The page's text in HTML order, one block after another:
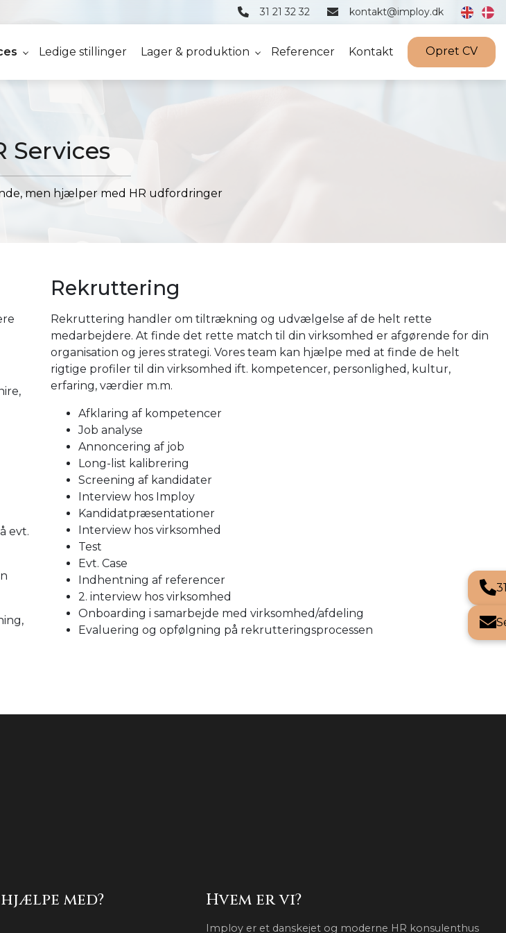
31 21 32 32 kontakt@imploy.dk
Ledige stillinger Lager & produktion Referencer Kontakt Opret CV
Services
men hjælper med HR udfordringer
evt.
Rekruttering
Rekruttering handler om tiltrækning og udvælgelse af de helt rette
medarbejdere. At finde det rette match til din virksomhed er afgørende for din
organisation og jeres strategi. Vores team kan hjælpe med at finde de helt
rigtige profiler til din virksomhed ift. kompetencer, personlighed, kultur,
erfaring, værdier m.m.
Afklaring af kompetencer
Job analyse
Annoncering af job
Long-list kalibrering
Screening af kandidater
Interview hos Imploy
Kandidatpræsentationer
Interview hos virksomhed
Test
Evt. Case
Indhentning af referencer
2. interview hos virksomhed
Onboarding i samarbejde med virksomhed/afdeling
Evaluering og opfølgning på rekrutteringsprocessen
med? Hvem er vi?
Imploy er et danskejet og moderne HR konsulenthus